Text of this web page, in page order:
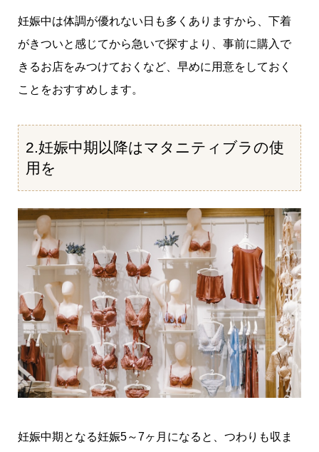
妊娠中は体調が優れない日も多くありますから、下着
がきついと感じてから急いで探すより、事前に購入で
きるお店をみつけておくなど、早めに用意をしておく
ことをおすすめします。
2.妊娠中期以降はマタニティブラの使
用を
妊娠中期となる妊娠5～7ヶ月になると、つわりも収ま